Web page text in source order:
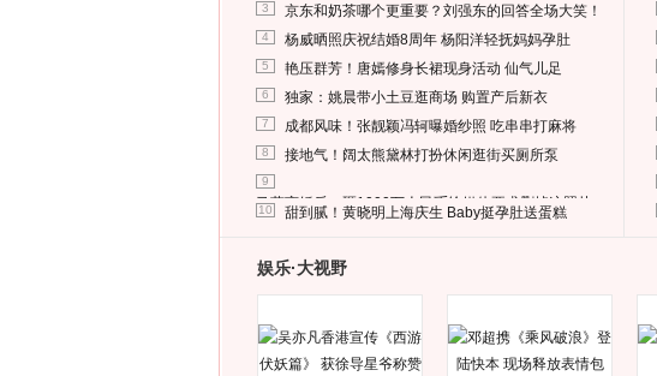
3 京东和奶茶哪个更重要？刘强东的回答全场大笑！
4 杨威晒照庆祝结婚8周年 杨阳洋轻抚妈妈孕肚
5 艳压群芳！唐嫣修身长裙现身活动 仙气儿足
6 独家：姚晨带小土豆逛商场 购置产后新衣
7 成都风味！张靓颖冯轲曝婚纱照 吃串串打麻将
8 接地气！阔太熊黛林打扮休闲逛街买厕所泵
9
马蓉离婚后，砸1000万人民币给媒体要求删掉这照片
10 甜到腻！黄晓明上海庆生 Baby挺孕肚送蛋糕
娱乐·大视野